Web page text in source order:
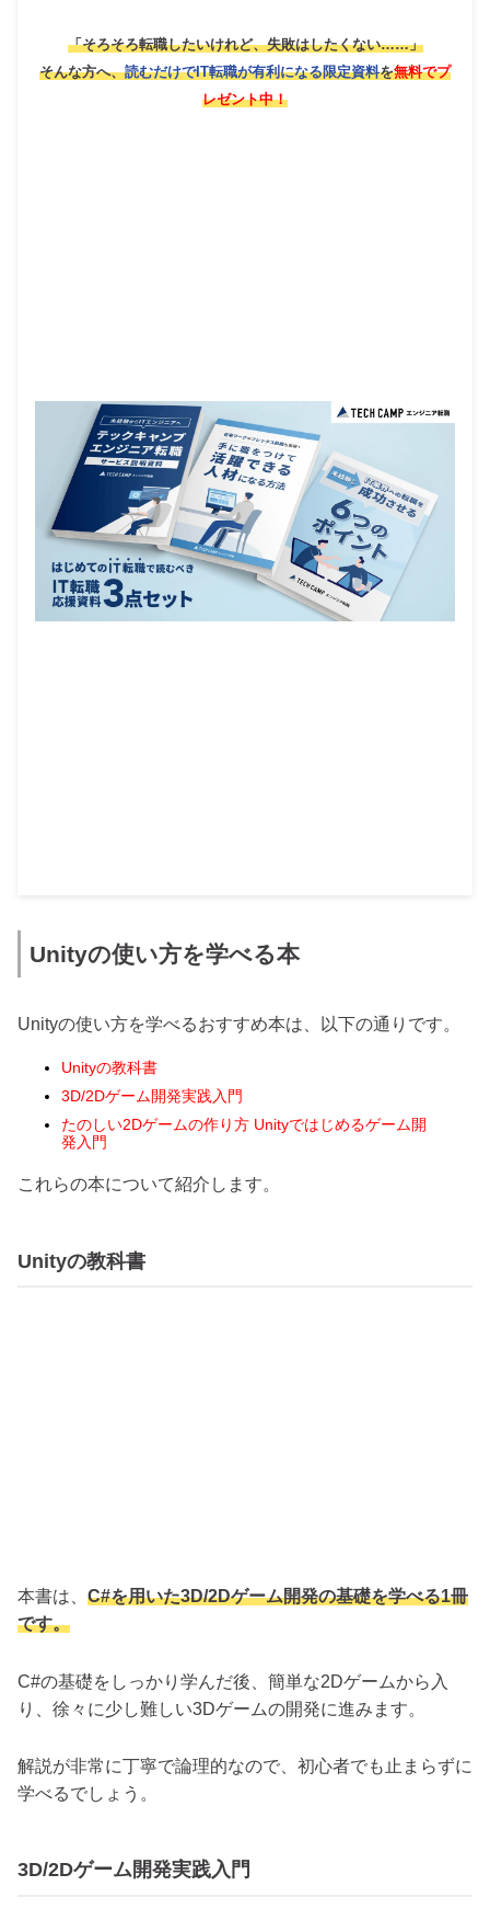
「そろそろ転職したいけれど、失敗はしたくない……」
そんな方へ、読むだけでIT転職が有利になる限定資料を無料でプ
レゼント中！
Unityの使い方を学べる本
Unityの使い方を学べるおすすめ本は、以下の通りです。
Unityの教科書
3D/2Dゲーム開発実践入門
たのしい2Dゲームの作り方 Unityではじめるゲーム開
発入門
これらの本について紹介します。
Unityの教科書
本書は、 C#を用いた3D/2Dゲーム開発の基礎を学べる1冊
です。
C#の基礎をしっかり学んだ後、簡単な2Dゲームから入
り、徐々に少し難しい3Dゲームの開発に進みます。
解説が非常に丁寧で論理的なので、初心者でも止まらずに
学べるでしょう。
3D/2Dゲーム開発実践入門